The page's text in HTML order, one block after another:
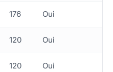
176 Oui
120 Oui
120 Oui